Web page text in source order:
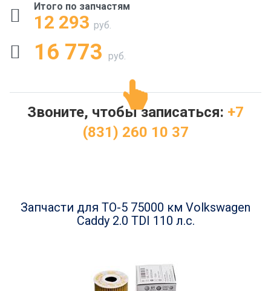
Итого по запчастям
12 293 руб.
16 773 руб.
Звоните, чтобы записаться: +7
(831) 260 10 37
Запчасти для ТО-5 75000 км Volkswagen
Caddy 2.0 TDI 110 л.с.